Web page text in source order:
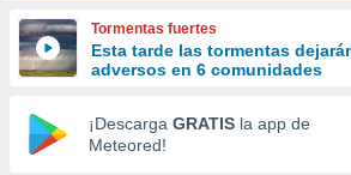
y
forma
digital
basada
Tormentas fuertes
Esta tarde las tormentas
adversos en 6 comunidades
¡Descarga GRATIS la app de
Meteored!